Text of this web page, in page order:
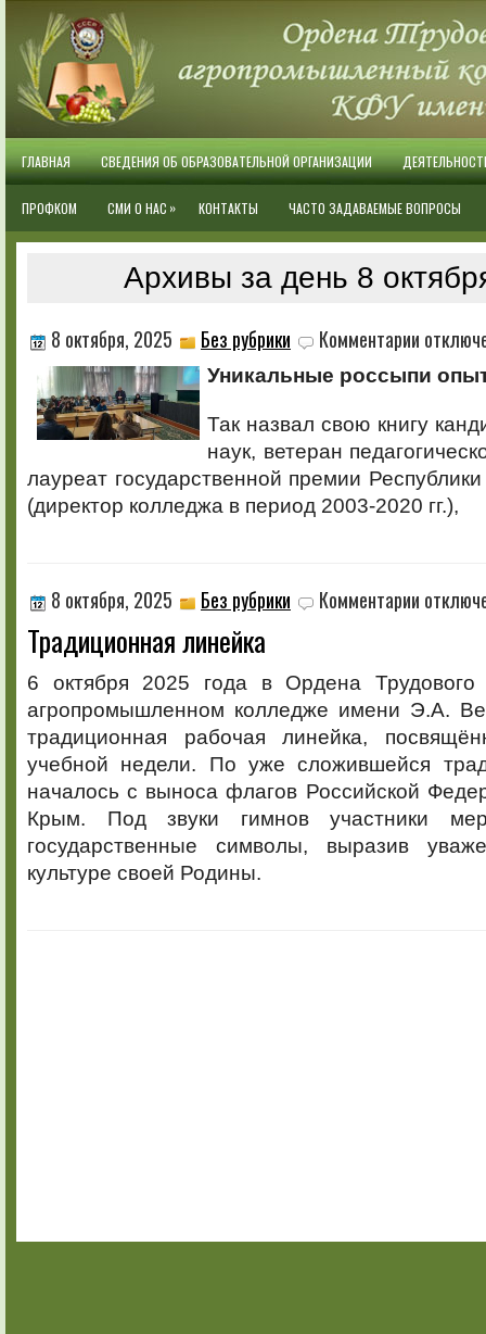
ГЛАВНАЯ СВЕДЕНИЯ ОБ ОБРАЗОВАТЕЛЬНОЙ ОРГАНИЗАЦИИ
ПРОФКОМ СМИ О НАС » КОНТАКТЫ ЧАСТО ЗАДАВАЕМЫЕ ВОПРОСЫ
Архивы за день 8
8 октября, 2025 Без рубрики Комментарии записи
Уникальные россыпи
Так назвал свою книгу
наук, ветеран
лауреат государственной премии
(директор колледжа в период 2003-2020 гг.),
8 октября, 2025 Без рубрики Комментарии записи
Традиционная линейка
6 октября 2025 года в Ордена Трудового
агропромышленном колледже имени Э.А.
традиционная рабочая линейка,
учебной недели. По уже сложившейся
началось с выноса флагов Российской
Крым. Под звуки гимнов участники
государственные символы, выразив
культуре своей Родины.